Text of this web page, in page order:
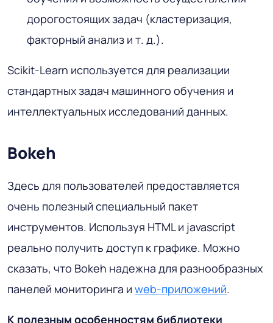
дорогостоящих задач (кластеризация,
факторный анализ и т. д.).
Scikit-Learn используется для реализации
стандартных задач машинного обучения и
интеллектуальных исследований данных.
Bokeh
Здесь для пользователей предоставляется
очень полезный специальный пакет
инструментов. Используя HTML и javascript
реально получить доступ к графике. Можно
сказать, что Bokeh надежна для разнообразных
панелей мониторинга и web-приложений.
К полезным особенностям библиотеки